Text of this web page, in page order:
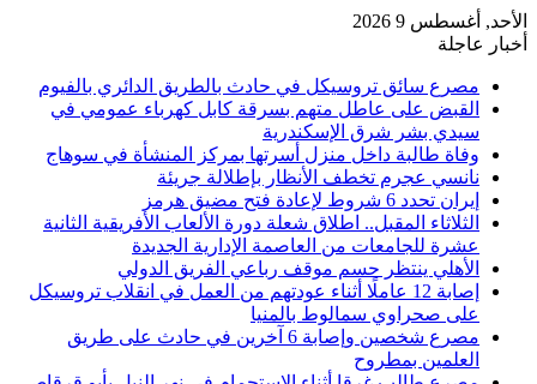
الأحد, أغسطس 9 2026
أخبار عاجلة
مصرع سائق تروسيكل في حادث بالطريق الدائري بالفيوم
القبض على عاطل متهم بسرقة كابل كهرباء عمومي في
سيدي بشر شرق الإسكندرية
وفاة طالبة داخل منزل أسرتها بمركز المنشأة في سوهاج
نانسي عجرم تخطف الأنظار بإطلالة جريئة
إيران تحدد 6 شروط لإعادة فتح مضيق هرمز
الثلاثاء المقبل.. اطلاق شعلة دورة الألعاب الأفريقية الثانية
عشرة للجامعات من العاصمة الإدارية الجديدة
الأهلي ينتظر حسم موقف رباعي الفريق الدولي
إصابة 12 عاملًا أثناء عودتهم من العمل في انقلاب تروسيكل
على صحراوي سمالوط بالمنيا
مصرع شخصين وإصابة 6 آخرين في حادث على طريق
العلمين بمطروح